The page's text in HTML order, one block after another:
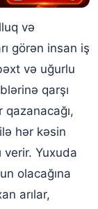
və
görən insan iş
və uğurlu
qarşı
hər kəsin
verir. Yuxuda
olacağına
arılar,